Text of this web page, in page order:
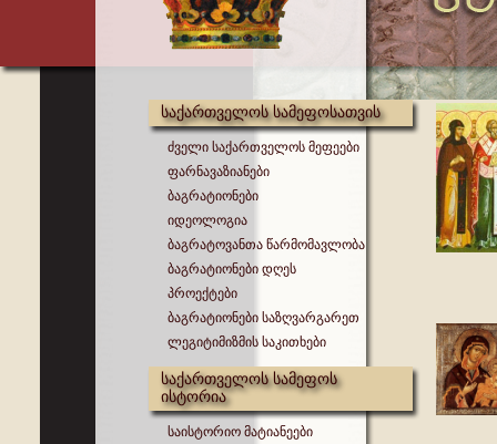
საქართველოს სამეფოსათვის
ძველი საქართველოს მეფეები
ფარნავაზიანები
ბაგრატიონები
იდეოლოგია
ბაგრატოვანთა წარმომავლობა
ბაგრატიონები დღეს
პროექტები
ბაგრატიონები საზღვარგარეთ
ლეგიტიმიზმის საკითხები
საქართველოს სამეფოს
ისტორია
საისტორიო მატიანეები